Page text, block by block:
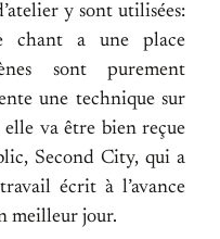
y sont utilisées:
chant a une place
sont purement
une technique sur
elle va être bien reçue
Second City, qui a
écrit à l’avance
meilleur jour.